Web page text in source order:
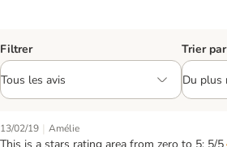
Filtrer Trier par
13/02/19 | Amélie